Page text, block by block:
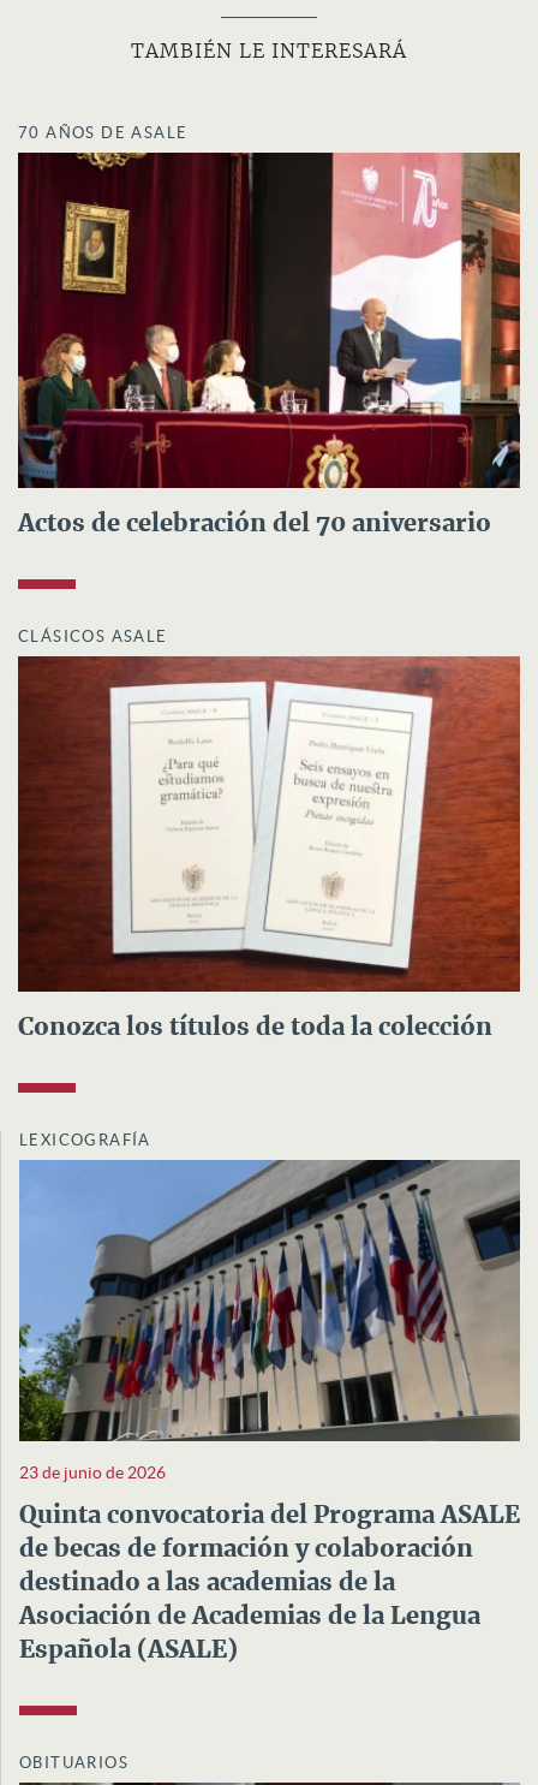
TAMBIÉN LE INTERESARÁ
70 AÑOS DE ASALE
Actos de celebración del 70 aniversario
CLÁSICOS ASALE
Conozca los títulos de toda la colección
LEXICOGRAFÍA
23 de junio de 2026
Quinta convocatoria del Programa ASALE
de becas de formación y colaboración
destinado a las academias de la
Asociación de Academias de la Lengua
Española (ASALE)
OBITUARIOS